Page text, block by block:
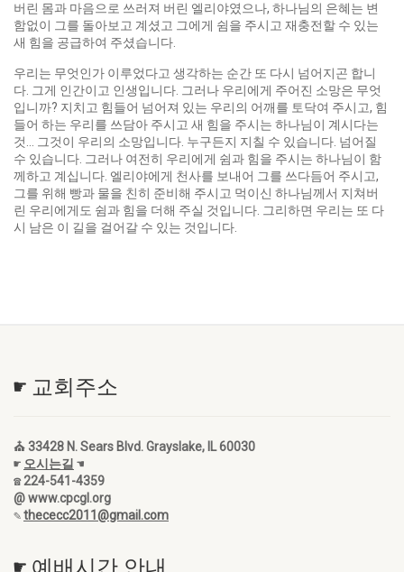
버린 몸과 마음으로 쓰러져 버린 엘리야였으나, 하나님의 은혜는 변
함없이 그를 돌아보고 계셨고 그에게 쉼을 주시고 재충전할 수 있는
새 힘을 공급하여 주셨습니다.
우리는 무엇인가 이루었다고 생각하는 순간 또 다시 넘어지곤 합니
다. 그게 인간이고 인생입니다. 그러나 우리에게 주어진 소망은 무엇
입니까? 지치고 힘들어 넘어져 있는 우리의 어깨를 토닥여 주시고, 힘
들어 하는 우리를 쓰담아 주시고 새 힘을 주시는 하나님이 계시다는
것… 그것이 우리의 소망입니다. 누구든지 지칠 수 있습니다. 넘어질
수 있습니다. 그러나 여전히 우리에게 쉼과 힘을 주시는 하나님이 함
께하고 계십니다. 엘리야에게 천사를 보내어 그를 쓰다듬어 주시고,
그를 위해 빵과 물을 친히 준비해 주시고 먹이신 하나님께서 지쳐버
린 우리에게도 쉼과 힘을 더해 주실 것입니다. 그리하면 우리는 또 다
시 남은 이 길을 걸어갈 수 있는 것입니다.
☛ 교회주소
⛪ 33428 N. Sears Blvd. Grayslake, IL 60030
☛ 오시는길 ☚
☎ 224-541-4359
@ www.cpcgl.org
✎thececc2011@gmail.com